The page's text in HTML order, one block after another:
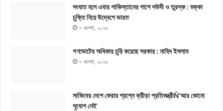
সংঘাত হলে এবার পাকিস্তানের পাশে সউদী ও তুরস্ক : মক্কা
চুক্তি নিয়ে উদ্বেগে ভারত
৭ আগস্ট, ২০২৬
গণভোটের অধিকার চুরি করেছে সরকার : নাহিদ ইসলাম
৭ আগস্ট, ২০২৬
সাকিবের দেশে ফেরার প্রশ্নে ক্রীড়া প্রতিমন্ত্রীÑ‘আর কোনো
সুযোগ নেই’